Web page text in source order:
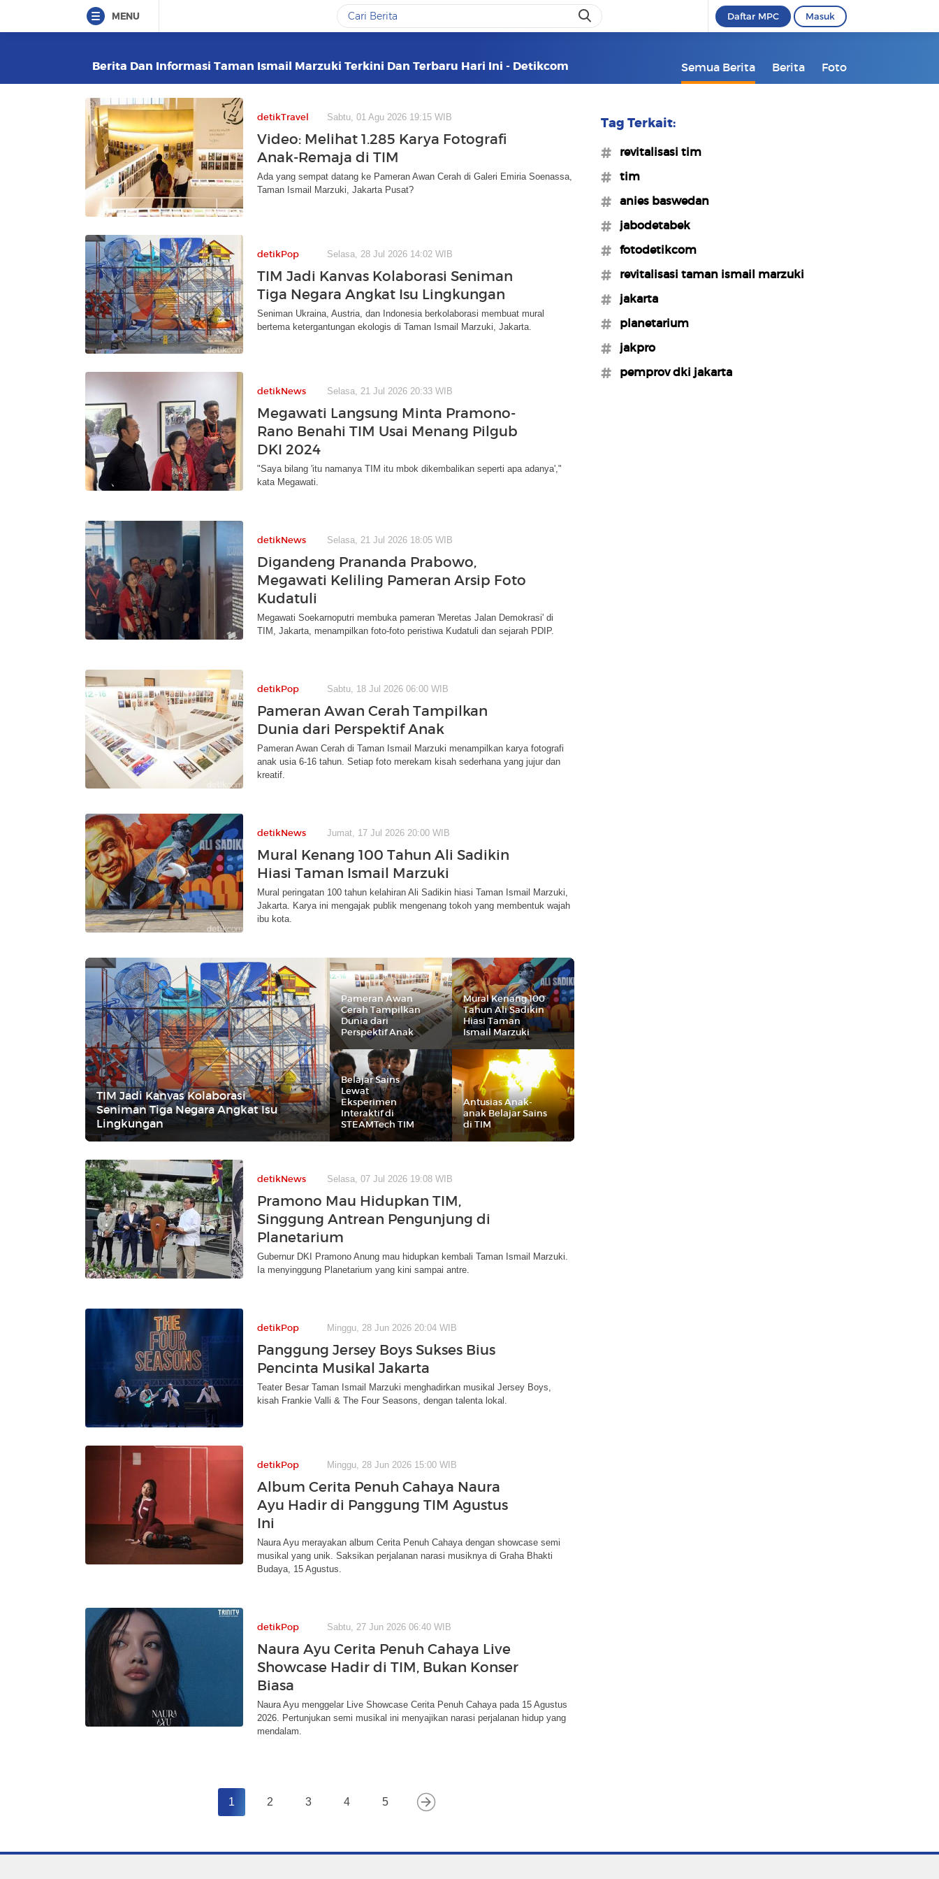
MENU Daftar MPC Masuk
Berita Dan Informasi Taman Ismail Marzuki Terkini Dan Terbaru Hari Ini - Detikcom Semua Berita Berita Foto
detikTravel Sabtu, 01 Agu 2026 19:15 WIB
Video: Melihat 1.285 Karya Fotografi
Anak-Remaja di TIM
Ada yang sempat datang ke Pameran Awan Cerah di Galeri Emiria Soenassa,
Taman Ismail Marzuki, Jakarta Pusat?
detikPop Selasa, 28 Jul 2026 14:02 WIB
TIM Jadi Kanvas Kolaborasi Seniman
Tiga Negara Angkat Isu Lingkungan
Seniman Ukraina, Austria, dan Indonesia berkolaborasi membuat mural
bertema ketergantungan ekologis di Taman Ismail Marzuki, Jakarta.
detikNews Selasa, 21 Jul 2026 20:33 WIB
Megawati Langsung Minta Pramono-
Rano Benahi TIM Usai Menang Pilgub
DKI 2024
"Saya bilang 'itu namanya TIM itu mbok dikembalikan seperti apa adanya',"
kata Megawati.
detikNews Selasa, 21 Jul 2026 18:05 WIB
Digandeng Prananda Prabowo,
Megawati Keliling Pameran Arsip Foto
Kudatuli
Megawati Soekarnoputri membuka pameran 'Meretas Jalan Demokrasi' di
TIM, Jakarta, menampilkan foto-foto peristiwa Kudatuli dan sejarah PDIP.
detikPop Sabtu, 18 Jul 2026 06:00 WIB
Pameran Awan Cerah Tampilkan
Dunia dari Perspektif Anak
Pameran Awan Cerah di Taman Ismail Marzuki menampilkan karya fotografi
anak usia 6-16 tahun. Setiap foto merekam kisah sederhana yang jujur dan
kreatif.
detikNews Jumat, 17 Jul 2026 20:00 WIB
Mural Kenang 100 Tahun Ali Sadikin
Hiasi Taman Ismail Marzuki
Mural peringatan 100 tahun kelahiran Ali Sadikin hiasi Taman Ismail Marzuki,
Jakarta. Karya ini mengajak publik mengenang tokoh yang membentuk wajah
ibu kota.
TIM Jadi Kanvas Kolaborasi
Seniman Tiga Negara Angkat Isu
Lingkungan
Pameran Awan
Cerah Tampilkan
Dunia dari
Perspektif Anak
Mural Kenang 100
Tahun Ali Sadikin
Hiasi Taman
Ismail Marzuki
Belajar Sains
Lewat
Eksperimen
Interaktif di
STEAMTech TIM
Antusias Anak-
anak Belajar Sains
di TIM
detikNews Selasa, 07 Jul 2026 19:08 WIB
Pramono Mau Hidupkan TIM,
Singgung Antrean Pengunjung di
Planetarium
Gubernur DKI Pramono Anung mau hidupkan kembali Taman Ismail Marzuki.
Ia menyinggung Planetarium yang kini sampai antre.
detikPop Minggu, 28 Jun 2026 20:04 WIB
Panggung Jersey Boys Sukses Bius
Pencinta Musikal Jakarta
Teater Besar Taman Ismail Marzuki menghadirkan musikal Jersey Boys,
kisah Frankie Valli & The Four Seasons, dengan talenta lokal.
detikPop Minggu, 28 Jun 2026 15:00 WIB
Album Cerita Penuh Cahaya Naura
Ayu Hadir di Panggung TIM Agustus
Ini
Naura Ayu merayakan album Cerita Penuh Cahaya dengan showcase semi
musikal yang unik. Saksikan perjalanan narasi musiknya di Graha Bhakti
Budaya, 15 Agustus.
detikPop Sabtu, 27 Jun 2026 06:40 WIB
Naura Ayu Cerita Penuh Cahaya Live
Showcase Hadir di TIM, Bukan Konser
Biasa
Naura Ayu menggelar Live Showcase Cerita Penuh Cahaya pada 15 Agustus
2026. Pertunjukan semi musikal ini menyajikan narasi perjalanan hidup yang
mendalam.
1 2 3 4 5
Tag Terkait:
#revitalisasi tim
#tim
#anies baswedan
#jabodetabek
#fotodetikcom
#revitalisasi taman ismail marzuki
#jakarta
#planetarium
#jakpro
#pemprov dki jakarta